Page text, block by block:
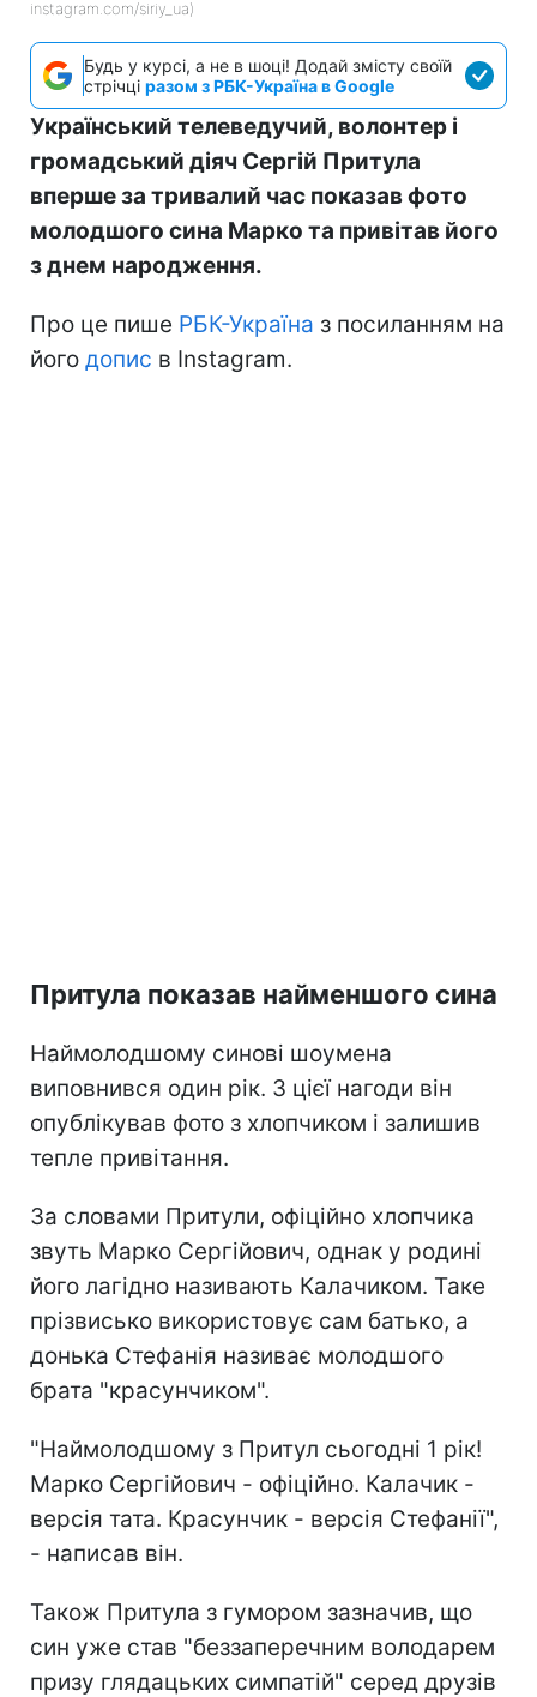
instagram.com/siriy_ua)
Будь у курсі, а не в шоці! Додай змісту своїй
стрічці разом з РБК-Україна в Google
Український телеведучий, волонтер і
громадський діяч Сергій Притула
вперше за тривалий час показав фото
молодшого сина Марко та привітав його
з днем народження.
Про це пише РБК-Україна з посиланням на
його допис в Instagram.
Притула показав найменшого сина
Наймолодшому синові шоумена
виповнився один рік. З цієї нагоди він
опублікував фото з хлопчиком і залишив
тепле привітання.
За словами Притули, офіційно хлопчика
звуть Марко Сергійович, однак у родині
його лагідно називають Калачиком. Таке
прізвисько використовує сам батько, а
донька Стефанія називає молодшого
брата "красунчиком".
"Наймолодшому з Притул сьогодні 1 рік!
Марко Сергійович - офіційно. Калачик -
версія тата. Красунчик - версія Стефанії",
- написав він.
Також Притула з гумором зазначив, що
син уже став "беззаперечним володарем
призу глядацьких симпатій" серед друзів